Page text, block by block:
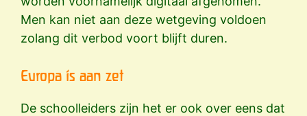
Men kan niet aan deze wetgeving voldoen
zolang dit verbod voort blijft duren.
Europa is aan zet
De schoolleiders zijn het er ook over eens dat